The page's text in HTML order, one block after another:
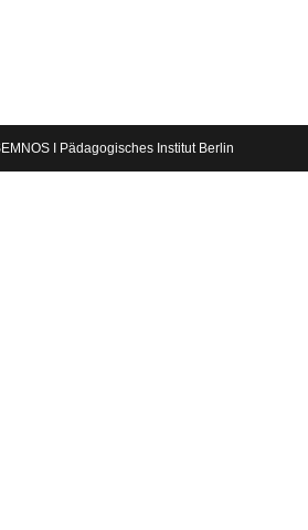
I Pädagogisches Institut Berlin